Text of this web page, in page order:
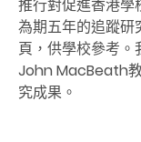
推行對促進香港
為期五年的追蹤研
頁，供學校參考
John MacBeath
究成果。